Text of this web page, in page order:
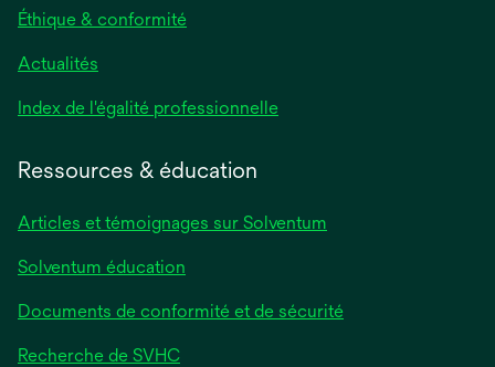
Éthique & conformité
Actualités
Index de l'égalité professionnelles’ouvre
onglet
Ressources & éducation
Articles et témoignages sur Solventum
Solventum éducation
Documents de conformité et de sécurité
Recherche de SVHC